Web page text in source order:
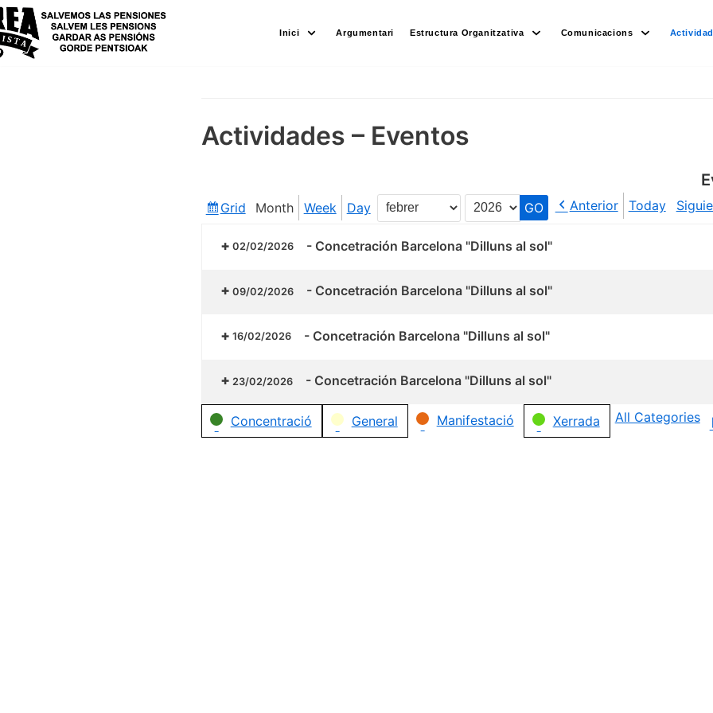
Skip
to
content
Inici Argumentari Estructura Organitzativa Comunicacions
Actividades – Eventos
View
Grid Month Week Day
Month
Year
Anterior Today
02/02/2026 - Concetración Barcelona "Dilluns al sol"
09/02/2026 - Concetración Barcelona "Dilluns al sol"
16/02/2026 - Concetración Barcelona "Dilluns al sol"
23/02/2026 - Concetración Barcelona "Dilluns al sol"
Categories
Concentració General Manifestació Xerrada All Categories